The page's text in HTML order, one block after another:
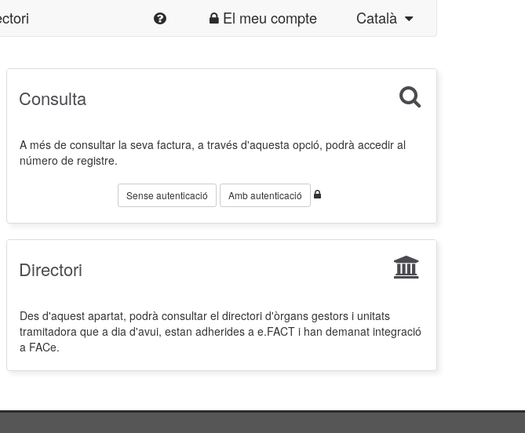
El meu compte Català
Consulta
A més de consultar la seva factura, a través d'aquesta opció, podrà accedir al
número de registre.
Sense autenticació Amb autenticació
Directori
Des d'aquest apartat, podrà consultar el directori d'òrgans gestors i unitats
tramitadora que a dia d'avui, estan adherides a e.FACT i han demanat integració
a FACe.